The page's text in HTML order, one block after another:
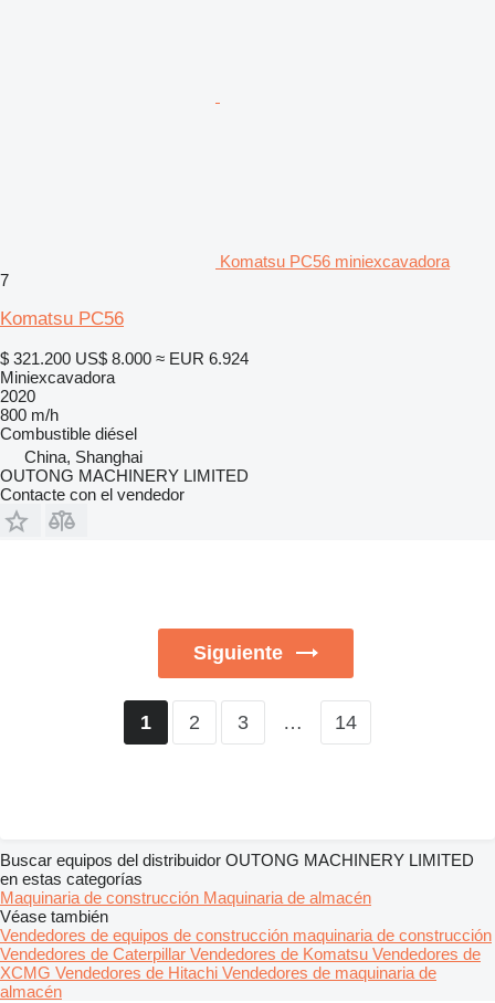
Komatsu PC56 miniexcavadora
7
Komatsu PC56
$ 321.200 US$ 8.000 ≈ EUR 6.924
Miniexcavadora
2020
800 m/h
Combustible diésel
China, Shanghai
OUTONG MACHINERY LIMITED
Contacte con el vendedor
Siguiente
1 2 3 … 14
Buscar equipos del distribuidor OUTONG MACHINERY LIMITED
en estas categorías
Maquinaria de construcción Maquinaria de almacén
Véase también
Vendedores de equipos de construcción maquinaria de construcción
Vendedores de Caterpillar Vendedores de Komatsu Vendedores de
XCMG Vendedores de Hitachi Vendedores de maquinaria de
almacén